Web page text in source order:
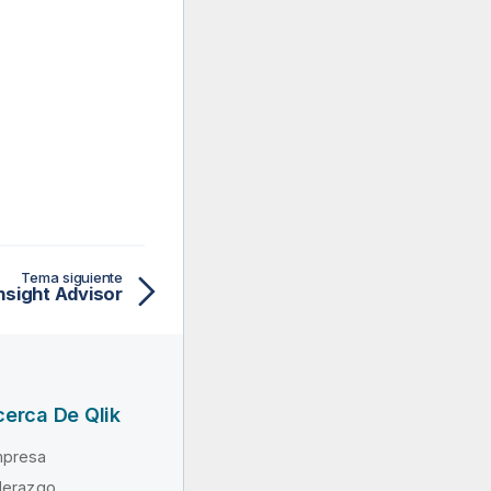
Tema siguiente
Advisor
De Qlik